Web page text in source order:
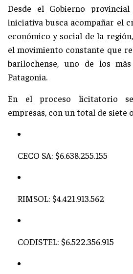
Desde el Gobierno
iniciativa busca acompañar el
económico y social de la
el movimiento constante que
barilochense, uno de los
Patagonia.
En el proceso licitatorio
empresas, con un total de siete
CECO SA: $6.638.255.155
RIMSOL: $4.421.913.562
CODISTEL: $6.522.356.915